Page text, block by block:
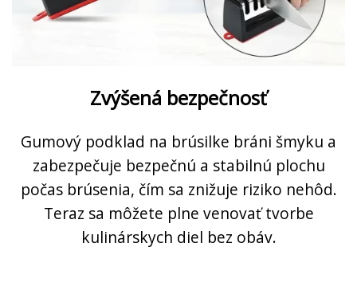
Zvýšená bezpečnosť
Gumový podklad na brúsilke bráni šmyku a
zabezpečuje bezpečnú a stabilnú plochu
počas brúsenia, čím sa znižuje riziko nehôd.
Teraz sa môžete plne venovať tvorbe
kulinárskych diel bez obáv.